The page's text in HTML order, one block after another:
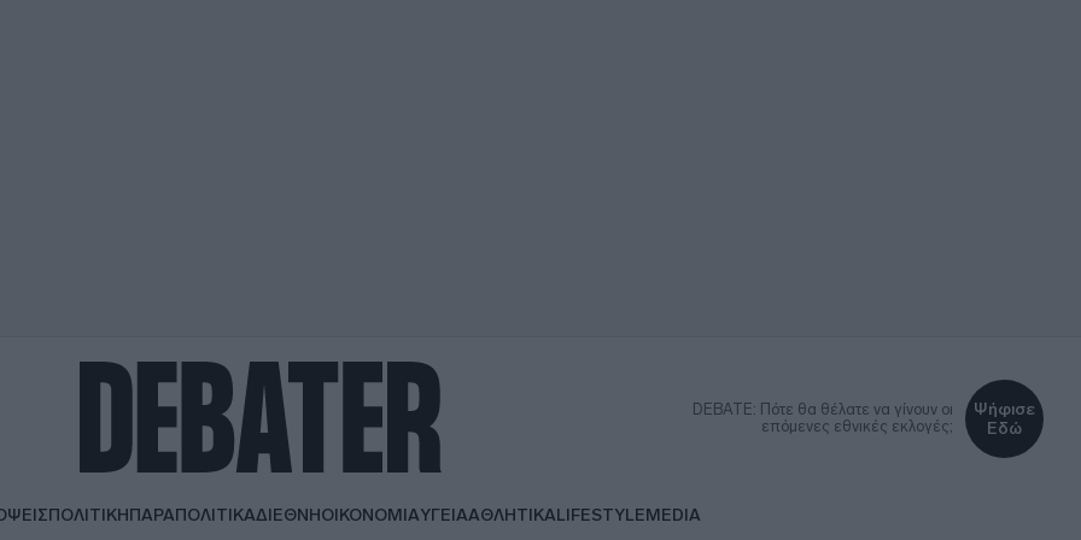
DEBATE: Πότε θα θέλατε να γίνουν οι
επόμενες εθνικές εκλογές;
Ψήφισε
Εδώ
ΠΟΛΙΤΙΚΗΠΑΡΑΠΟΛΙΤΙΚΑΔΙΕΘΝΗΟΙΚΟΝΟΜΙΑΥΓΕΙΑΑΘΛΗΤΙΚΑLIFESTYLEMEDIA